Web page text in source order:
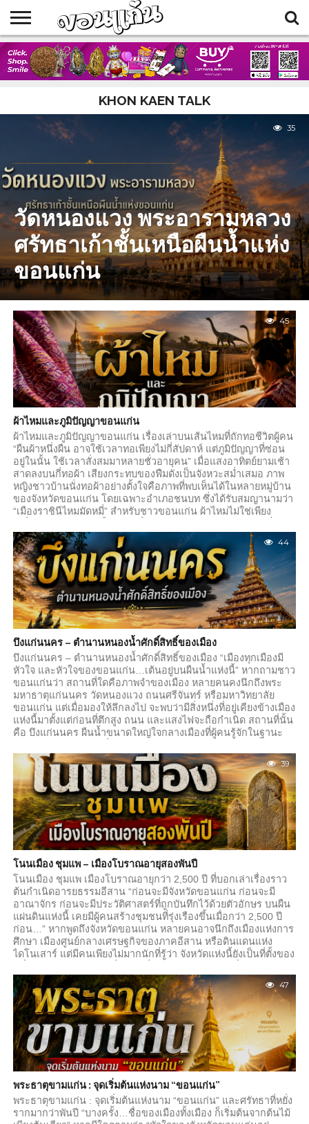
HOME
BLOG
EVENTS
FOOD
SHOP
TRAVELLERS
KHON KAEN TALK
วัดหนองแวง พระอารามหลวง
ศรัทธาเก้าชั้นเหนือผืนน้ำแห่ง
ขอนแก่น
35
45
ผ้าไหมและภูมิปัญญาขอนแก่น
ผ้าไหมและภูมิปัญญาขอนแก่น เรื่องเล่าบนเส้นไหมที่ถักทอชีวิตผู้คน
“ผืนผ้าหนึ่งผืน อาจใช้เวลาทอเพียงไม่กี่สัปดาห์ แต่ภูมิปัญญาที่ซ่อน
อยู่ในนั้น ใช้เวลาสั่งสมมาหลายชั่วอายุคน” เมื่อแสงอาทิตย์ยามเช้า
สาดลงบนกี่ทอผ้า เสียงกระทบของฟืมดังเป็นจังหวะสม่ำเสมอ ภาพ
หญิงชาวบ้านนั่งทอผ้าอย่างตั้งใจคือภาพที่พบเห็นได้ในหลายหมู่บ้าน
ของจังหวัดขอนแก่น โดยเฉพาะอำเภอชนบท ซึ่งได้รับสมญานามว่า
“เมืองราชินีไหมมัดหมี่” สำหรับชาวขอนแก่น ผ้าไหมไม่ใช่เพียง
และอัตลักษณ์ของชุมชนผ่านลวดลาย สีสัน และฝีมือของผู้ทอ จุดเริ่ม
ต้นจากวิถีชีวิต ภูมิปัญญาการทอผ้าในภาคอีสานเกิดขึ้นจากความ
จำเป็นของการดำรงชีวิต ผู้หญิงในครอบครัวปลูกหม่อน...
44
บึงแก่นนคร – ตำนานหนองน้ำศักดิ์สิทธิ์ของเมือง
บึงแก่นนคร – ตำนานหนองน้ำศักดิ์สิทธิ์ของเมือง “เมืองทุกเมืองมี
หัวใจ และหัวใจของขอนแก่น…เต้นอยู่บนผืนน้ำแห่งนี้” หากถามชาว
ขอนแก่นว่า สถานที่ใดคือภาพจำของเมือง หลายคนคงนึกถึงพระ
มหาธาตุแก่นนคร วัดหนองแวง ถนนศรีจันทร์ หรือมหาวิทยาลัย
ขอนแก่น แต่เมื่อมองให้ลึกลงไป จะพบว่ามีสิ่งหนึ่งที่อยู่เคียงข้างเมือง
แห่งนี้มาตั้งแต่ก่อนที่ตึกสูง ถนน และแสงไฟจะถือกำเนิด สถานที่นั้น
คือ บึงแก่นนคร ผืนน้ำขนาดใหญ่ใจกลางเมืองที่ผู้คนรู้จักในฐานะ
คนรุ่นก่อน บึงแห่งนี้ไม่ใช่เพียงแหล่งน้ำธรรมชาติ หากเป็น...
39
โนนเมือง ชุมแพ – เมืองโบราณอายุสองพันปี
โนนเมือง ชุมแพ เมืองโบราณอายุกว่า 2,500 ปี ที่บอกเล่าเรื่องราว
ต้นกำเนิดอารยธรรมอีสาน “ก่อนจะมีจังหวัดขอนแก่น ก่อนจะมี
อาณาจักร ก่อนจะมีประวัติศาสตร์ที่ถูกบันทึกไว้ด้วยตัวอักษร บนผืน
แผ่นดินแห่งนี้ เคยมีผู้คนสร้างชุมชนที่รุ่งเรืองขึ้นเมื่อกว่า 2,500 ปี
ก่อน…” หากพูดถึงจังหวัดขอนแก่น หลายคนอาจนึกถึงเมืองแห่งการ
ศึกษา เมืองศูนย์กลางเศรษฐกิจของภาคอีสาน หรือดินแดนแห่ง
ไดโนเสาร์ แต่มีคนเพียงไม่มากนักที่รู้ว่า จังหวัดแห่งนี้ยังเป็นที่ตั้งของ
โบราณโนนเมือง อำเภอชุมแพ...
47
พระธาตุขามแก่น : จุดเริ่มต้นแห่งนาม “ขอนแก่น”
พระธาตุขามแก่น : จุดเริ่มต้นแห่งนาม “ขอนแก่น” และศรัทธาที่หยั่ง
รากมากว่าพันปี “บางครั้ง…ชื่อของเมืองทั้งเมือง ก็เริ่มต้นจากต้นไม้